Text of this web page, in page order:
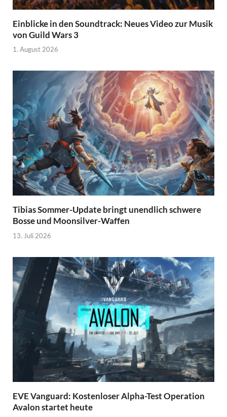
Einblicke in den Soundtrack: Neues Video zur Musik
von Guild Wars 3
1. August 2026
Tibias Sommer-Update bringt unendlich schwere
Bosse und Moonsilver-Waffen
13. Juli 2026
EVE Vanguard: Kostenloser Alpha-Test Operation
Avalon startet heute